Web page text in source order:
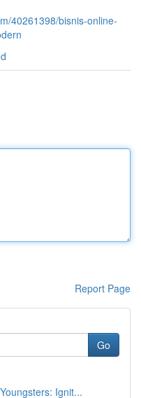
40261398/bisnis-online-
Report Page
Go
Ignit...